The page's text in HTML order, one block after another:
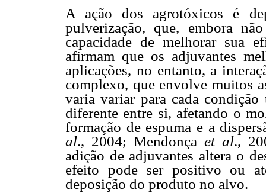
A ação dos agrotóxicos é
pulverização, que, embora
capacidade de melhorar sua
afirmam que os adjuvantes
aplicações, no entanto, a
complexo, que envolve muitos
varia variar para cada condição
diferente entre si, afetando o
formação de espuma e a
al., 2004; Mendonça et al.,
adição de adjuvantes altera o
efeito pode ser positivo ou
deposição do produto no alvo.